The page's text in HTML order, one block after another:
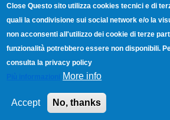
Close Questo sito utilizza cookies tecnici e di
quali la condivisione sui social network e/o la
non acconsenti all'utilizzo dei cookie di terze
funzionalità potrebbero essere non disponibili.
consulta la privacy policy
More info
Accept No, thanks